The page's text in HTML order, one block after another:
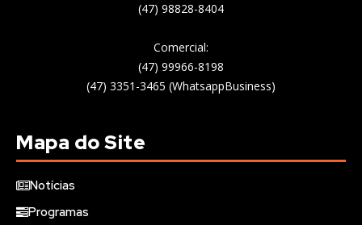
(47) 98828-8404
Comercial:
(47) 99966-8198
(47) 3351-3465 (WhatsappBusiness)
Mapa do Site
Notícias
Programas